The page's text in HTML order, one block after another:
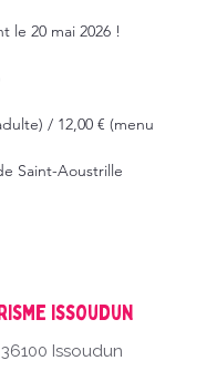
le 20 mai 2026 !
/ 12,00 € (menu
Saint-Aoustrille
Issoudun
Issoudun